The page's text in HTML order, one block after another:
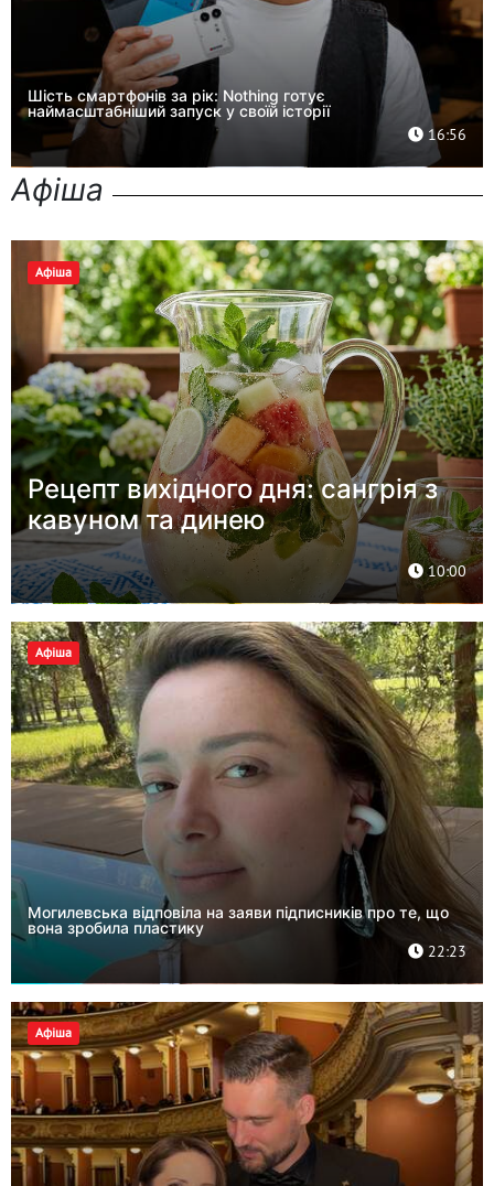
Шість смартфонів за рік: Nothing готує
наймасштабніший запуск у своїй історії
16:56
Афіша
Афіша
Рецепт вихідного дня: сангрія з
кавуном та динею
10:00
Афіша
Могилевська відповіла на заяви підписників про те, що
вона зробила пластику
22:23
Афіша